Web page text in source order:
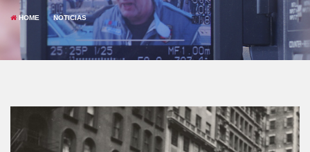
HOME NOTICIAS